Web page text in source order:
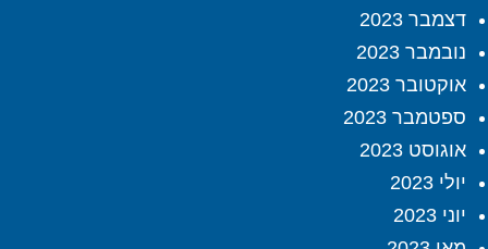
דצמבר 2023
נובמבר 2023
אוקטובר 2023
ספטמבר 2023
אוגוסט 2023
יולי 2023
יוני 2023